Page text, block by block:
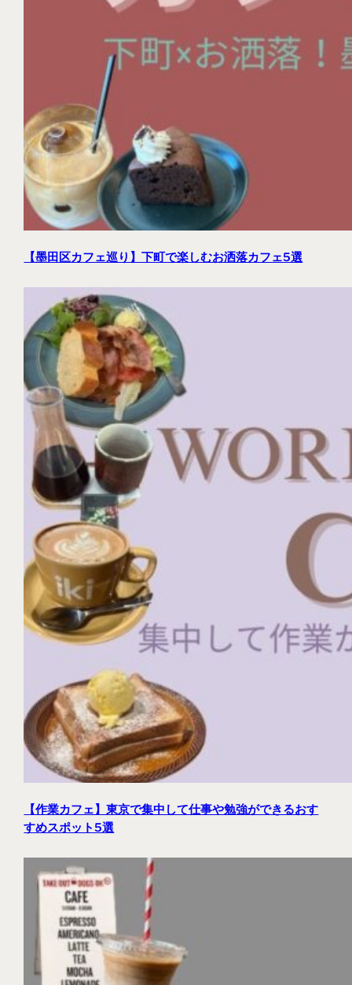
【墨田区カフェ巡り】下町で楽しむお洒落カフェ5選
【作業カフェ】東京で集中して仕事や勉強ができるおす
すめスポット5選